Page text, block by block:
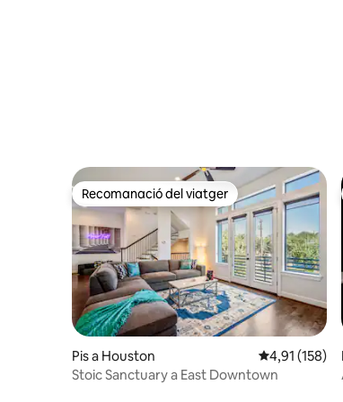
Recomanació del viatger
Recomanació del viatger
Pis a Houston 4,91 de
4,91 (158)
Stoic Sanctuary a East Downtown